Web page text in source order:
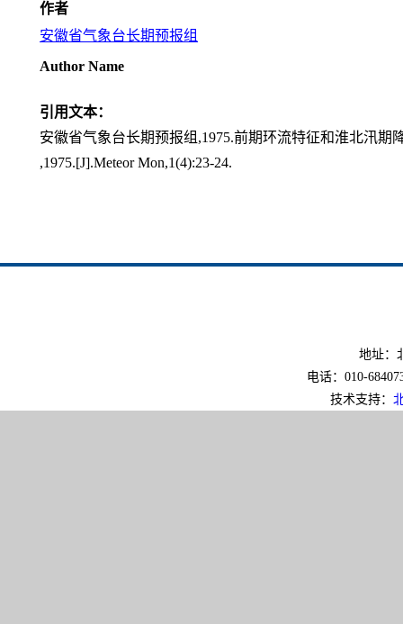
作者
安徽省气象台长期预报组
Author Name
引用文本：
安徽省气象台长期预报组,1975.前期环流特征和淮北汛期
,1975.[J].Meteor Mon,1(4):23-24.
地址：
电话：010-
技术支持：